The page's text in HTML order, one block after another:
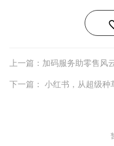
上一篇：加码服务助零售风
下一篇： 小红书，从超级种